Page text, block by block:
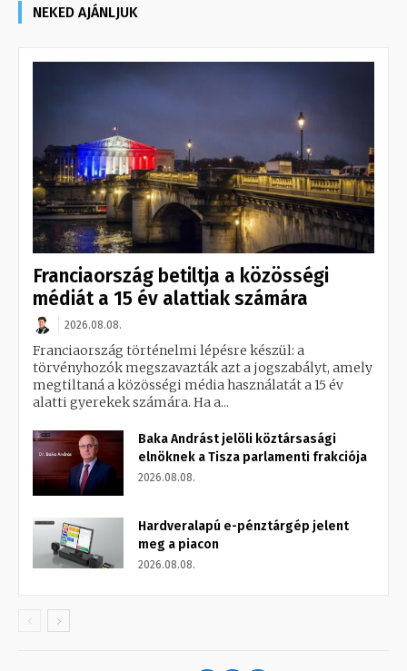
NEKED AJÁNLJUK
Franciaország betiltja a közösségi
médiát a 15 év alattiak számára
2026.08.08.
Franciaország történelmi lépésre készül: a
törvényhozók megszavazták azt a jogszabályt, amely
megtiltaná a közösségi média használatát a 15 év
alatti gyerekek számára. Ha a...
Baka Andrást jelöli köztársasági
elnöknek a Tisza parlamenti frakciója
2026.08.08.
Hardveralapú e-pénztárgép jelent
meg a piacon
2026.08.08.